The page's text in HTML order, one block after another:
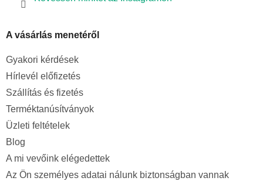
A vásárlás menetéről
Gyakori kérdések
Hírlevél előfizetés
Szállítás és fizetés
Terméktanúsítványok
Üzleti feltételek
Blog
A mi vevőink elégedettek
Az Ön személyes adatai nálunk biztonságban vannak